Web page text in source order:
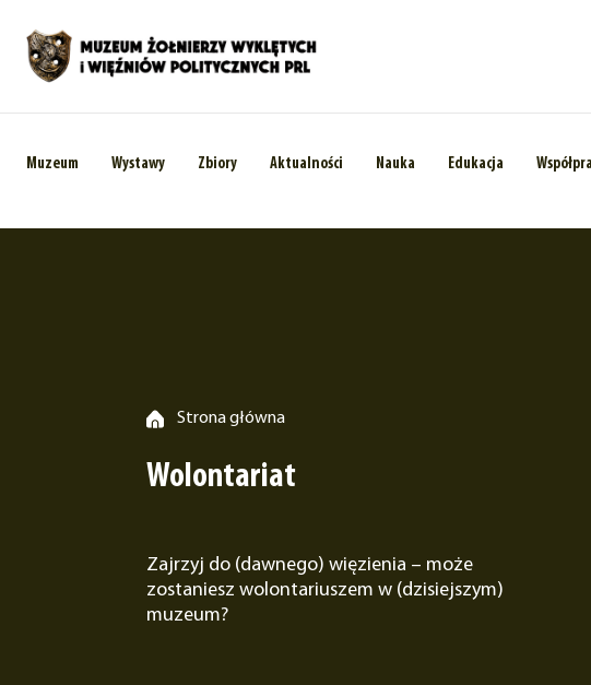
Muzeum Wystawy Zbiory Aktualności Nauka Edukacja
Strona główna
Wolontariat
Zajrzyj do (dawnego) więzienia – może
zostaniesz wolontariuszem w (dzisiejszym)
muzeum?